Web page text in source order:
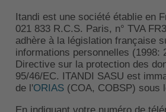
Itandi est une société établie en
021 833 R.C.S. Paris, n° TVA
adhère à la législation française
informations personnelles (1998:
Directive sur la protection des
95/46/EC. ITANDI SASU est
de l'ORIAS(COA, COBSP) sous